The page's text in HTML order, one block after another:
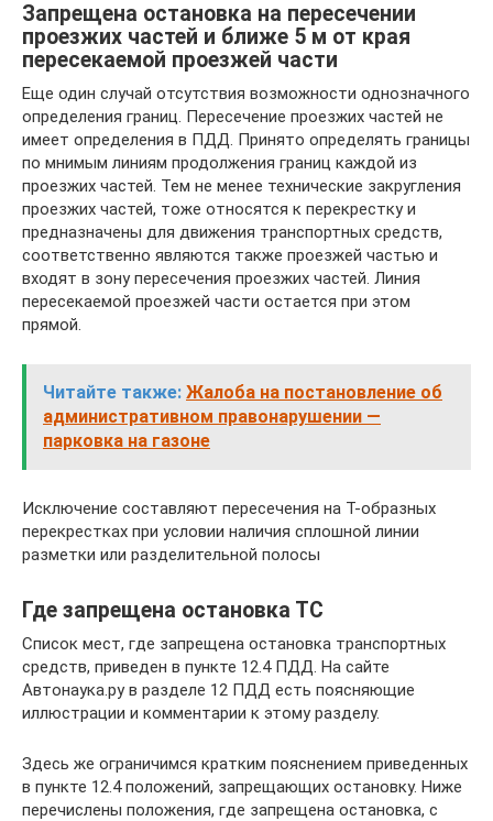
Запрещена остановка на пересечении
проезжих частей и ближе 5 м от края
пересекаемой проезжей части
Еще один случай отсутствия возможности однозначного
определения границ. Пересечение проезжих частей не
имеет определения в ПДД. Принято определять границы
по мнимым линиям продолжения границ каждой из
проезжих частей. Тем не менее технические закругления
проезжих частей, тоже относятся к перекрестку и
предназначены для движения транспортных средств,
соответственно являются также проезжей частью и
входят в зону пересечения проезжих частей. Линия
пересекаемой проезжей части остается при этом
прямой.
Читайте также: Жалоба на постановление об
административном правонарушении —
парковка на газоне
Исключение составляют пересечения на Т-образных
перекрестках при условии наличия сплошной линии
разметки или разделительной полосы
Где запрещена остановка ТС
Список мест, где запрещена остановка транспортных
средств, приведен в пункте 12.4 ПДД. На сайте
Автонаука.ру в разделе 12 ПДД есть поясняющие
иллюстрации и комментарии к этому разделу.
Здесь же ограничимся кратким пояснением приведенных
в пункте 12.4 положений, запрещающих остановку. Ниже
перечислены положения, где запрещена остановка, с